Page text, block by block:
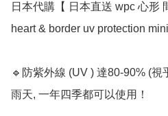
日本代購【﻿ 日本直送 wpc 心形
heart & border uv protection
🔹防紫外線 (UV ) 達80-90% (
雨天, 一年四季都可以使用！